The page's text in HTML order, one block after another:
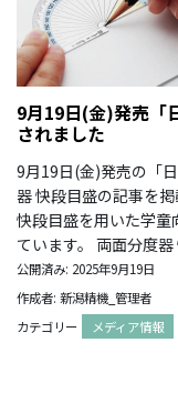
9月19日(金)発売「
されました
9月19日(金)発売の「
器 快段目盛の記事を
快段目盛を用いた学童
ています。 両面分度
公開済み: 2025年9月19日
作成者: 新潟精機_管理者
カテゴリー
メディア情報